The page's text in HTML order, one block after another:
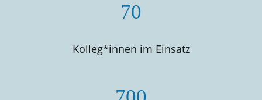
70
Kolleg*innen im Einsatz